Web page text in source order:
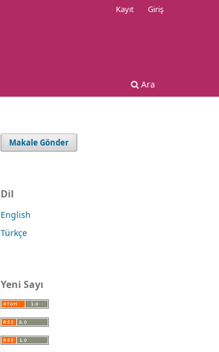
Ara
Kayıt Giriş
Makale Gönder
Dil
English
Türkçe
Yeni Sayı